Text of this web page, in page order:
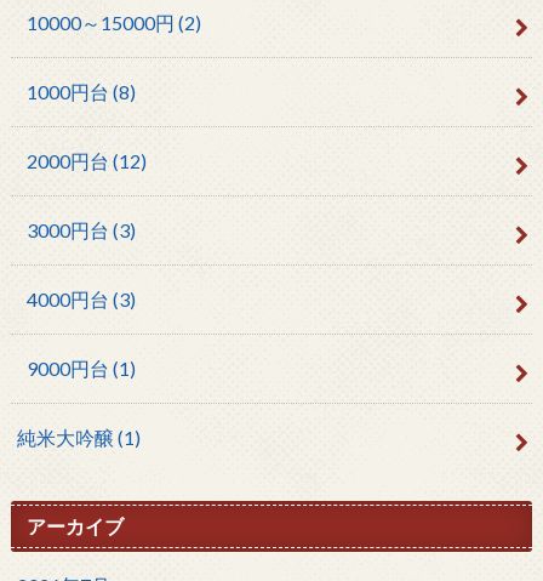
10000～15000円 (2)
1000円台 (8)
2000円台 (12)
3000円台 (3)
4000円台 (3)
9000円台 (1)
純米大吟醸 (1)
アーカイブ